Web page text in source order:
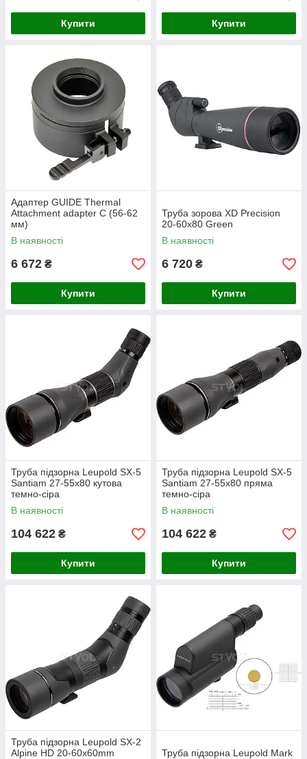
Купити Купити
Адаптер GUIDE Thermal
Attachment adapter C (56-62
мм)
В наявності
6 672 ₴
Купити
Труба зорова XD Precision
20-60x80 Green
В наявності
6 720 ₴
Купити
Труба підзорна Leupold SX-5
Santiam 27-55x80 кутова
темно-сіра
В наявності
104 622 ₴
Купити
Труба підзорна Leupold SX-5
Santiam 27-55x80 пряма
темно-сіра
В наявності
104 622 ₴
Купити
Труба підзорна Leupold SX-2
Alpine HD 20-60x60mm
Труба підзорна Leupold Mark